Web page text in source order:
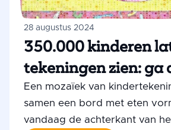
kinderen. Gelukkig ziet de
28 augustus 2024
350.000 kinderen
tekeningen zien: ga
schoolmaaltijden
Een mozaïek van
samen een bord met eten
vandaag de achterkant van